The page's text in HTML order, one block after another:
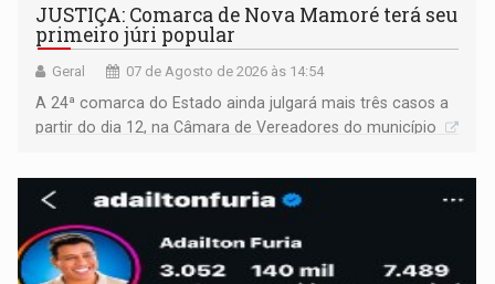
JUSTIÇA: Comarca de Nova Mamoré terá seu
primeiro júri popular
Geral 07 de Agosto de 2026 às 14:54
A 24ª comarca do Estado ainda julgará mais três casos a
partir do dia 12, na Câmara de Vereadores do município